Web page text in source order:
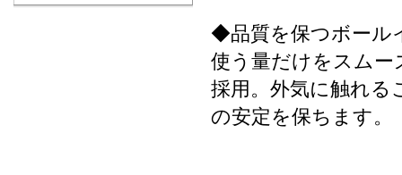
◆品質を保つボール
使う量だけをスム
採用。外気に触れる
の安定を保ちます。